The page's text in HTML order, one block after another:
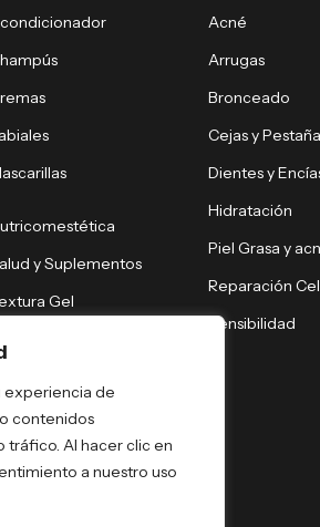
experiencia de
contenidos
tráfico. Al hacer clic en
a nuestro uso
y Suplementos
Gel
Acné
Arrugas
Bronceado
Cejas y
Dientes y
Hidratación
Piel Grasa y
Reparación
Sensibilidad